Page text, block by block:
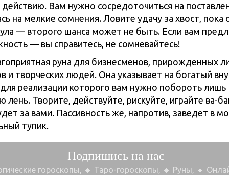
Вам нужно сосредоточиться на
на мелкие сомнения. Ловите удачу за хвост, пока
— второго шанса может не быть. Если вам
— вы справитесь, не сомневайтесь!
руна для бизнесменов, прирожденных
и творческих людей. Она указывает на богатый
реализации которого вам нужно побороть лишь
лень. Творите, действуйте, рискуйте, играйте ва-
за вами. Пассивность же, напротив, заведет в
тупик.
Подпишись на нас
гороскопы, 🔹 Таро-гороскопы, 🔹 Руны, 🔹